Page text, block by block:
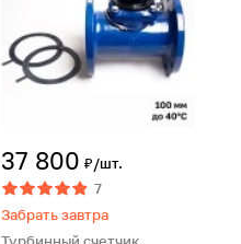
37 800 ₽/шт.
7
Забрать завтра